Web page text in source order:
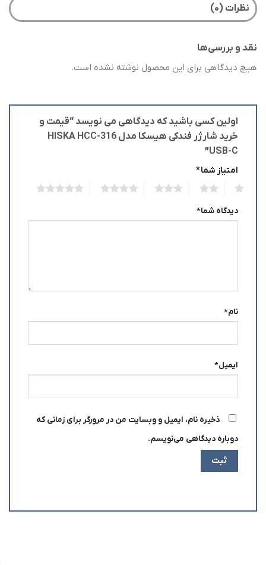
نظرات (۰)
نقد و بررسی‌ها
هیچ دیدگاهی برای این محصول نوشته نشده است.
اولین کسی باشید که دیدگاهی می نویسد “قیمت و
خرید شارژر فندکی هیسکا مدل HISKA HCC-316
USB-C”
امتیاز شما*
دیدگاه شما*
نام*
ایمیل*
ذخیره نام، ایمیل و وبسایت من در مرورگر برای زمانی که
دوباره دیدگاهی می‌نویسم.